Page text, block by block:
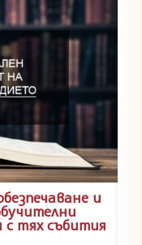
и
с тях събития